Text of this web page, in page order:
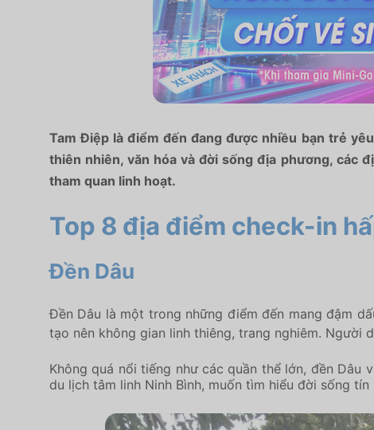
Tam Điệp là điểm đến đang được nhiều bạn trẻ
thiên nhiên, văn hóa và đời sống địa phương, các
tham quan linh hoạt.
Top 8 địa điểm check-in
Đền Dâu
Đền Dâu là một trong những điểm đến mang đậm
tạo nên không gian linh thiêng, trang nghiêm. Người
Không quá nổi tiếng như các quần thể lớn, đền
du lịch tâm linh Ninh Bình, muốn tìm hiểu đời sống